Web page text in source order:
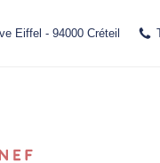
Eiffel - 94000 Créteil